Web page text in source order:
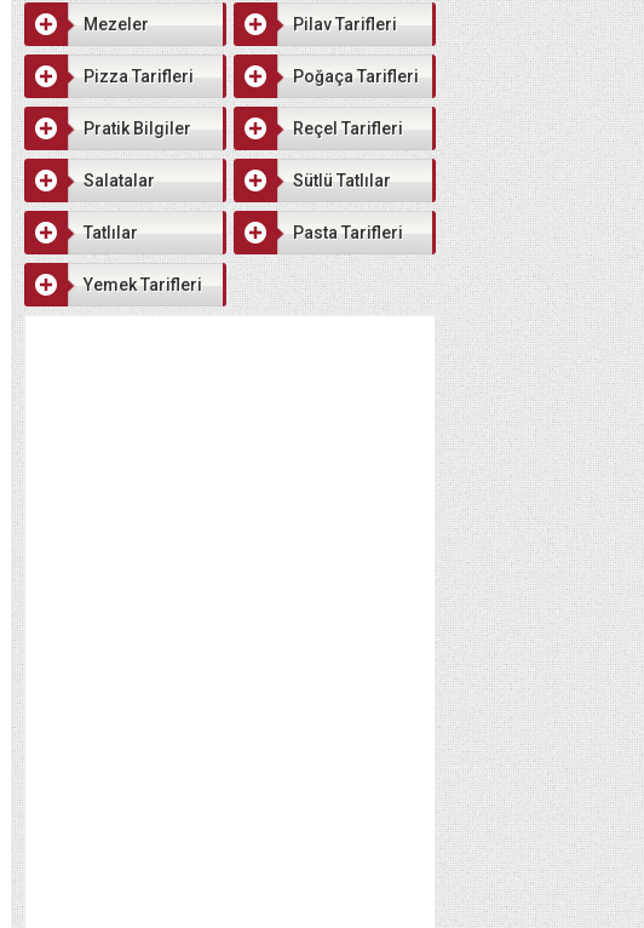
Mezeler Pilav Tarifleri
Pizza Tarifleri Poğaça Tarifleri
Pratik Bilgiler Reçel Tarifleri
Salatalar Sütlü Tatlılar
Tatlılar Pasta Tarifleri
Yemek Tarifleri